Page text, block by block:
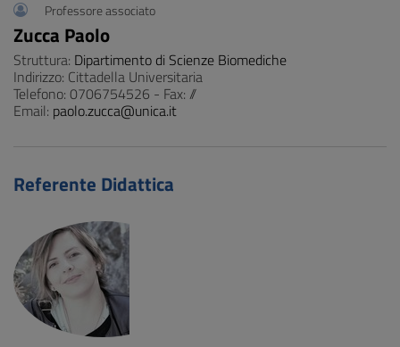
Professore associato
Zucca Paolo
Struttura: Dipartimento di Scienze Biomediche
Indirizzo: Cittadella Universitaria
Telefono: 0706754526 - Fax: //
Email: paolo.zucca@unica.it
Referente Didattica